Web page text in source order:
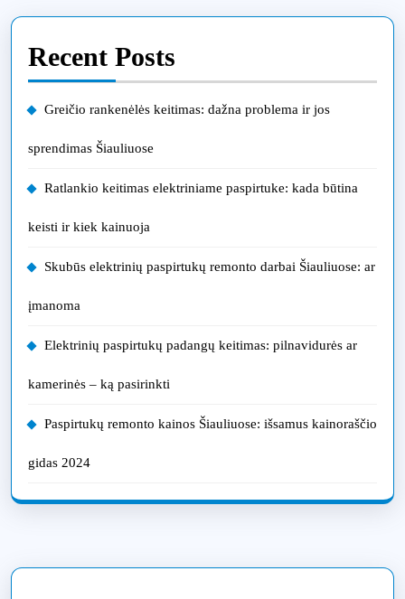
Recent Posts
Greičio rankenėlės keitimas: dažna problema ir jos
sprendimas Šiauliuose
Ratlankio keitimas elektriniame paspirtuke: kada būtina
keisti ir kiek kainuoja
Skubūs elektrinių paspirtukų remonto darbai Šiauliuose: ar
įmanoma
Elektrinių paspirtukų padangų keitimas: pilnavidurės ar
kamerinės – ką pasirinkti
Paspirtukų remonto kainos Šiauliuose: išsamus kainoraščio
gidas 2024